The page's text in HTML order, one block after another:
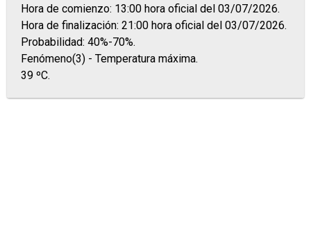
Hora de comienzo: 13:00 hora oficial del 03/07/2026.
Hora de finalización: 21:00 hora oficial del 03/07/2026.
Probabilidad: 40%-70%.
Fenómeno(3) - Temperatura máxima.
39 ºC.